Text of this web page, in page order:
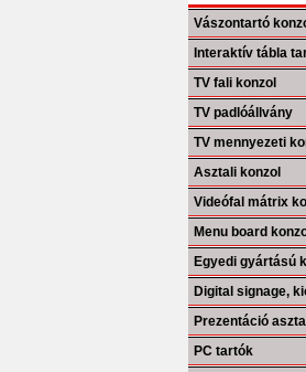
Vászontartó
Interaktív tábla
TV fali konzol
TV padlóállvány
TV mennyezeti
Asztali konzol
Videófal mátrix
Menu board
Egyedi gyártású
Digital signage,
Prezentáció asztal
PC tartók